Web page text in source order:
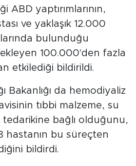
ABD yaptırımlarının,
ve yaklaşık 12.000
bulunduğu
100.000'den fazla
etkilediği bildirildi.
Bakanlığı da hemodiyaliz
tıbbi malzeme, su
bağlı olduğunu,
hastanın bu süreçten
bildirdi.